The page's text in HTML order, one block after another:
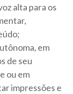
alta para os
em
de seu
ou em
impressões e